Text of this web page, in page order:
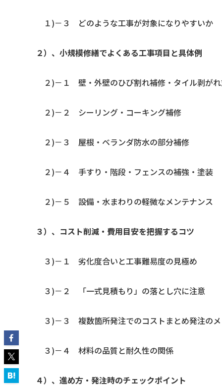
１)－３ どのような工事が対象になりやすいか
２）、小規模修繕でよくある工事項目と具体例
２)－１ 壁・外壁のひび割れ補修・タイル剥が
２)－２ シーリング・コーキング補修
２)－３ 屋根・ベランダ防水の部分補修
２)－４ 手すり・階段・フェンスの補強・塗装
２)－５ 設備・水まわりの軽微なメンテナンス
３）、コスト削減・費用目安を把握するコツ
３)－１ 劣化度合いと工事難易度の見極め
３)－２ 「一式見積もり」の落とし穴に注意
３)－３ 複数箇所発注でのコストまとめ発注の
３)－４ 材料の品質と耐久性の関係
４）、進め方・発注時のチェックポイント